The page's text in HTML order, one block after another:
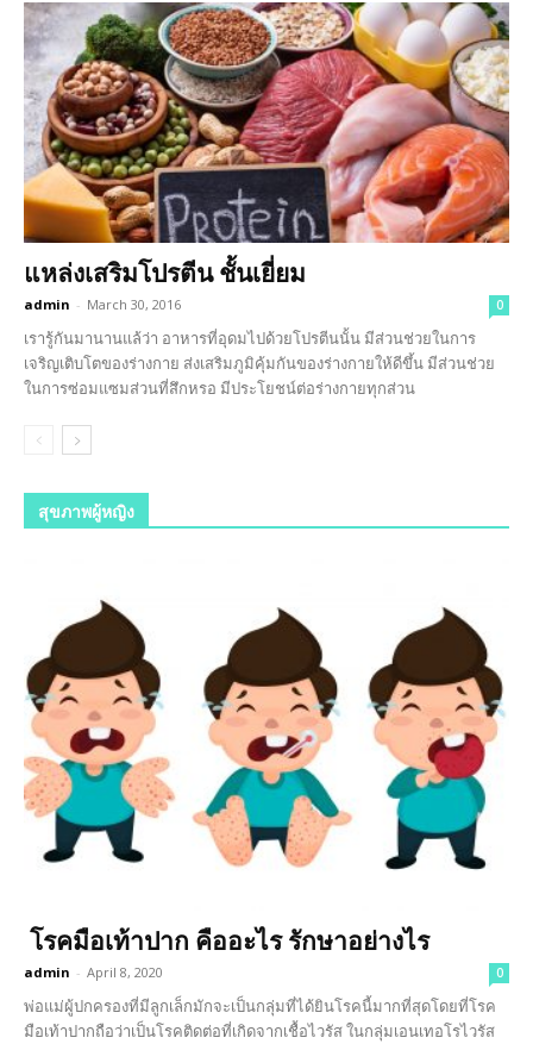
แหล่งเสริมโปรตีน ชั้นเยี่ยม
admin - March 30, 2016 0
เรารู้กันมานานแล้ว่า อาหารที่อุดมไปด้วยโปรตีนนั้น มีส่วนช่วยในการ
เจริญเติบโตของร่างกาย ส่งเสริมภูมิคุ้มกันของร่างกายให้ดีขึ้น มีส่วนช่วย
ในการซ่อมแซมส่วนที่สึกหรอ มีประโยชน์ต่อร่างกายทุกส่วน
สุขภาพผู้หญิง
โรคมือเท้าปาก คืออะไร รักษาอย่างไร
admin - April 8, 2020 0
พ่อแม่ผู้ปกครองที่มีลูกเล็กมักจะเป็นกลุ่มที่ได้ยินโรคนี้มากที่สุดโดยที่โรค
มือเท้าปากถือว่าเป็นโรคติดต่อที่เกิดจากเชื้อไวรัส ในกลุ่มเอนเทอโรไวรัส